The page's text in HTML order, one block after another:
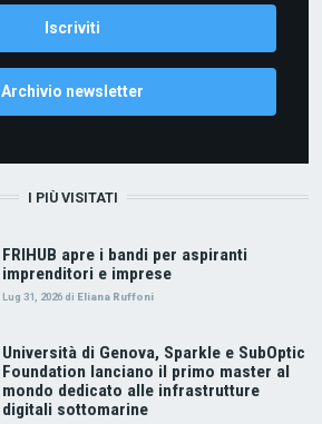
Archivio newsletter
I PIÙ VISITATI
FRIHUB apre i bandi per aspiranti
imprenditori e imprese
Lug 31, 2026 di Eliana Ruffoni
Università di Genova, Sparkle e SubOptic
Foundation lanciano il primo master al
mondo dedicato alle infrastrutture
digitali sottomarine